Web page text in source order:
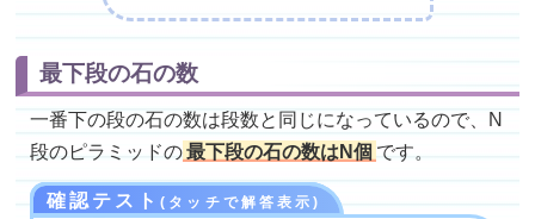
最下段の石の数
一番下の段の石の数は段数と同じになっているので、N
段のピラミッドの最下段の石の数はN個 です。
確認テスト(タッチで解答表示)